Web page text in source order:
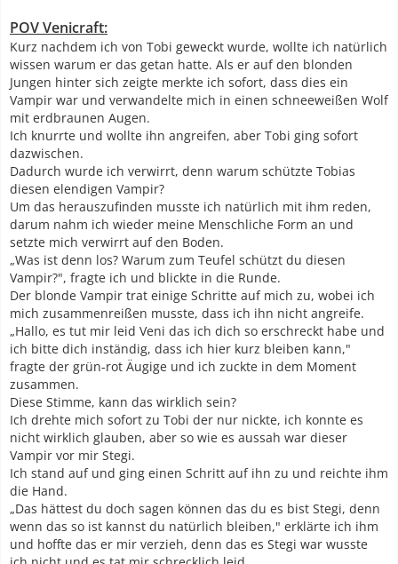
POV Venicraft:
Kurz nachdem ich von Tobi geweckt wurde, wollte ich natürlich
wissen warum er das getan hatte. Als er auf den blonden
Jungen hinter sich zeigte merkte ich sofort, dass dies ein
Vampir war und verwandelte mich in einen schneeweißen Wolf
mit erdbraunen Augen.
Ich knurrte und wollte ihn angreifen, aber Tobi ging sofort
dazwischen.
Dadurch wurde ich verwirrt, denn warum schützte Tobias
diesen elendigen Vampir?
Um das herauszufinden musste ich natürlich mit ihm reden,
darum nahm ich wieder meine Menschliche Form an und
setzte mich verwirrt auf den Boden.
„Was ist denn los? Warum zum Teufel schützt du diesen
Vampir?", fragte ich und blickte in die Runde.
Der blonde Vampir trat einige Schritte auf mich zu, wobei ich
mich zusammenreißen musste, dass ich ihn nicht angreife.
„Hallo, es tut mir leid Veni das ich dich so erschreckt habe und
ich bitte dich inständig, dass ich hier kurz bleiben kann,"
fragte der grün-rot Äugige und ich zuckte in dem Moment
zusammen.
Diese Stimme, kann das wirklich sein?
Ich drehte mich sofort zu Tobi der nur nickte, ich konnte es
nicht wirklich glauben, aber so wie es aussah war dieser
Vampir vor mir Stegi.
Ich stand auf und ging einen Schritt auf ihn zu und reichte ihm
die Hand.
„Das hättest du doch sagen können das du es bist Stegi, denn
wenn das so ist kannst du natürlich bleiben," erklärte ich ihm
und hoffte das er mir verzieh, denn das es Stegi war wusste